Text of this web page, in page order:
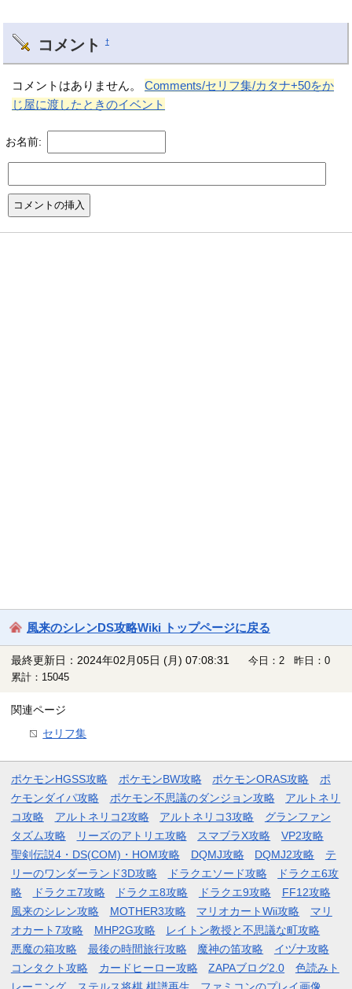
コメント †
コメントはありません。Comments/セリフ集/カタナ+50をか
じ屋に渡したときのイベント
お名前:
風来のシレンDS攻略Wiki トップページに戻る
最終更新日：2024年02月05日 (月) 07:08:31
今日：2 昨日：0
累計：15045
関連ページ
セリフ集
ポケモンHGSS攻略 ポケモンBW攻略 ポケモンORAS攻略
ポ
ケモンダイパ攻略
ポケモン不思議のダンジョン攻略
アルトネリ
コ攻略
アルトネリコ2攻略 アルトネリコ3攻略
グランファン
タズム攻略
リーズのアトリエ攻略 スマブラX攻略
VP2攻略
聖剣伝説4・DS(COM)・HOM攻略
DQMJ攻略 DQMJ2攻略
テ
リーのワンダーランド3D攻略
ドラクエソード攻略
ドラクエ6攻
略
ドラクエ7攻略 ドラクエ8攻略 ドラクエ9攻略
FF12攻略
風来のシレン攻略
MOTHER3攻略 マリオカートWii攻略
マリ
オカート7攻略
MHP2G攻略
レイトン教授と不思議な町攻略
悪魔の箱攻略
最後の時間旅行攻略 魔神の笛攻略
イヅナ攻略
コンタクト攻略
カードヒーロー攻略 ZAPAブログ2.0
色読みト
レーニング
ステルス将棋 棋譜再生 ファミコンのプレイ画像